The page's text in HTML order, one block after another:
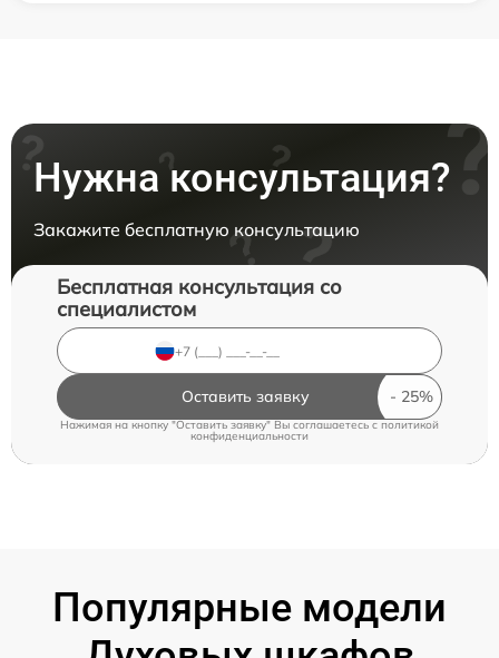
Нужна консультация?
Закажите бесплатную консультацию
Бесплатная консультация со
специалистом
Оставить заявку
Нажимая на кнопку "Оставить заявку" Вы соглашаетесь cполитикой
конфиденциальности
Популярные модели